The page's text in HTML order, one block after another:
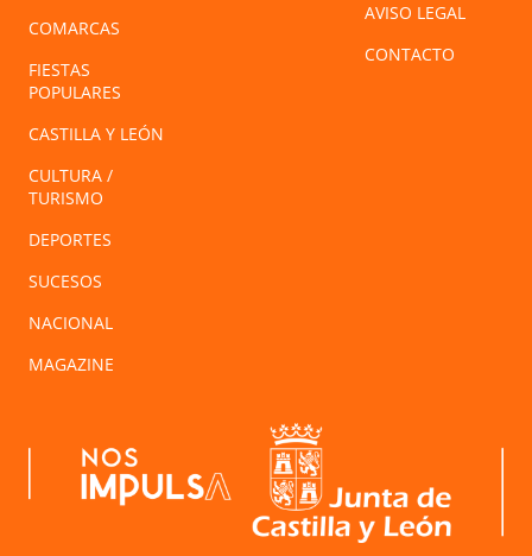
COMARCAS
FIESTAS
POPULARES
CASTILLA Y LEÓN
CULTURA /
TURISMO
DEPORTES
SUCESOS
NACIONAL
MAGAZINE
AVISO LEGAL
CONTACTO